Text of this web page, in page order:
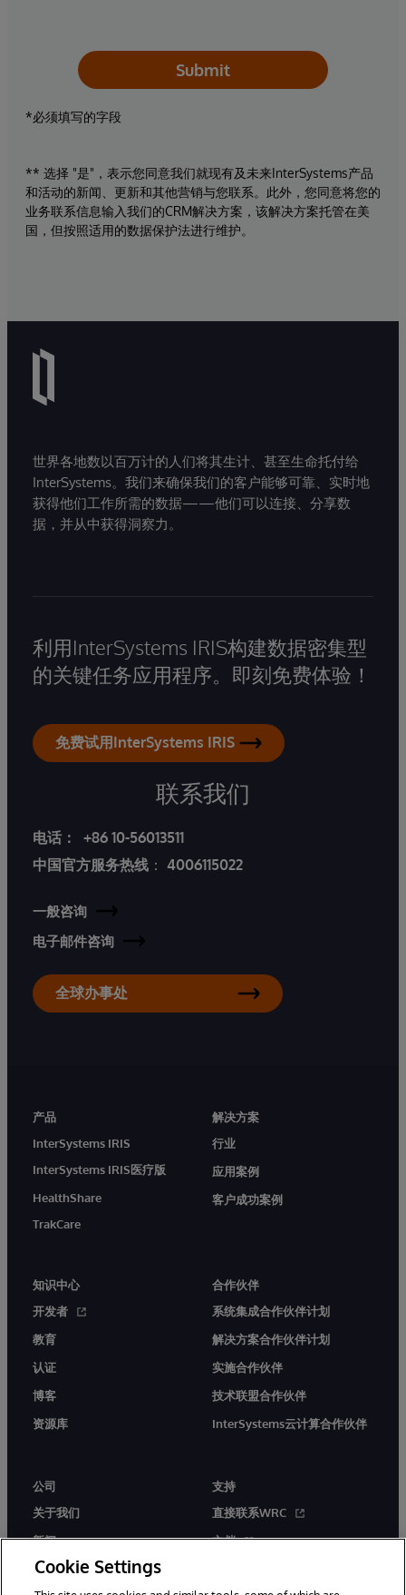
Submit
*必须填写的字段
** 选择 "是"，表示您同意我们就现有及未来InterSystems产品
和活动的新闻、更新和其他营销与您联系。此外，您同意将您的
业务联系信息输入我们的CRM解决方案，该解决方案托管在美
国，但按照适用的数据保护法进行维护。
世界各地数以百万计的人们将其生计、甚至生命托付给
InterSystems。我们来确保我们的客户能够可靠、实时地
获得他们工作所需的数据——他们可以连接、分享数
据，并从中获得洞察力。
利用InterSystems IRIS构建数据密集型
的关键任务应用程序。即刻免费体验！
免费试用InterSystems IRIS
联系我们
电话：
+86 10-56013511
中国官方服务热线 ： 4006115022
一般咨询
电子邮件咨询
全球办事处
产品
InterSystems IRIS
InterSystems IRIS医疗版
HealthShare
TrakCare
解决方案
行业
应用案例
客户成功案例
知识中心
开发者
教育
认证
博客
资源库
合作伙伴
系统集成合作伙伴计划
解决方案合作伙伴计划
实施合作伙伴
技术联盟合作伙伴
InterSystems云计算合作伙伴
公司
关于我们
新闻
活动
支持
直接联系WRC
文档
Cookie Settings